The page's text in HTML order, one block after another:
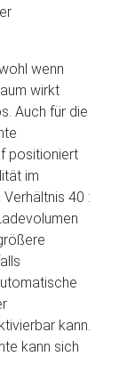
wenn
wirkt
Auch für die
positioniert
im
40 :
kann.
kann sich